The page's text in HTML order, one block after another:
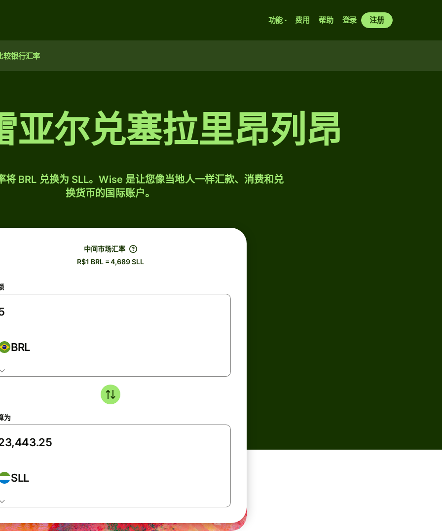
功能 费用 帮助 登录 注册
较银行汇率
亚尔兑塞拉里昂列昂
将 BRL 兑换为 SLL。Wise 是让您像当地人一样汇款、消费和兑
换货币的国际账户。
中间市场汇率
R$1 BRL = 4,689 SLL
BRL
为
SLL